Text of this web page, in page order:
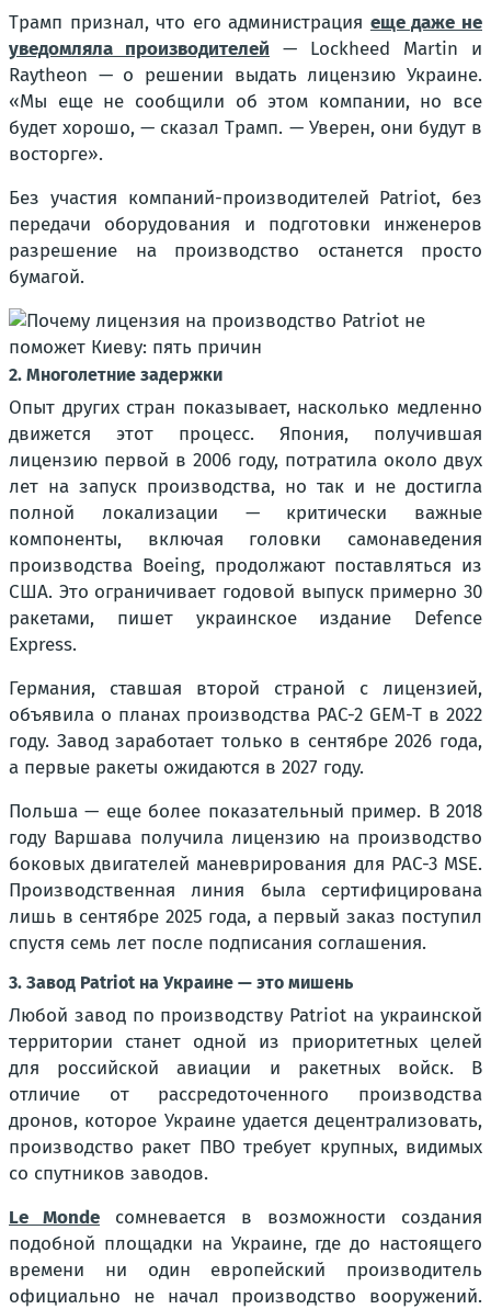
Трамп признал, что его администрация еще даже не
уведомляла производителей — Lockheed Martin и
Raytheon — о решении выдать лицензию Украине.
«Мы еще не сообщили об этом компании, но все
будет хорошо, — сказал Трамп. — Уверен, они будут в
восторге».
Без участия компаний-производителей Patriot, без
передачи оборудования и подготовки инженеров
разрешение на производство останется просто
бумагой.
2. Многолетние задержки
Опыт других стран показывает, насколько медленно
движется этот процесс. Япония, получившая
лицензию первой в 2006 году, потратила около двух
лет на запуск производства, но так и не достигла
полной локализации — критически важные
компоненты, включая головки самонаведения
производства Boeing, продолжают поставляться из
США. Это ограничивает годовой выпуск примерно 30
ракетами, пишет украинское издание Defence
Express.
Германия, ставшая второй страной с лицензией,
объявила о планах производства PAC-2 GEM-T в 2022
году. Завод заработает только в сентябре 2026 года,
а первые ракеты ожидаются в 2027 году.
Польша — еще более показательный пример. В 2018
году Варшава получила лицензию на производство
боковых двигателей маневрирования для PAC-3 MSE.
Производственная линия была сертифицирована
лишь в сентябре 2025 года, а первый заказ поступил
спустя семь лет после подписания соглашения.
3. Завод Patriot на Украине — это мишень
Любой завод по производству Patriot на украинской
территории станет одной из приоритетных целей
для российской авиации и ракетных войск. В
отличие от рассредоточенного производства
дронов, которое Украине удается децентрализовать,
производство ракет ПВО требует крупных, видимых
со спутников заводов.
Le Monde сомневается в возможности создания
подобной площадки на Украине, где до настоящего
времени ни один европейский производитель
официально не начал производство вооружений.